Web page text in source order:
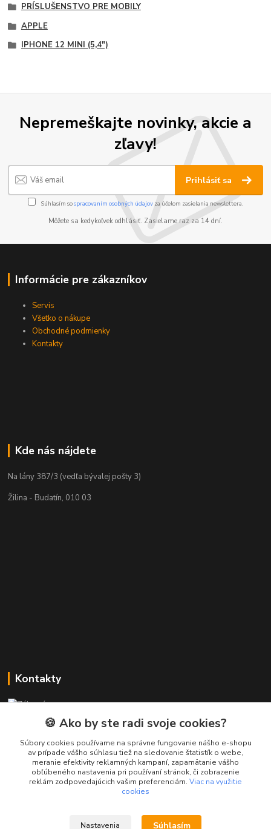
PRÍSLUŠENSTVO PRE MOBILY
APPLE
IPHONE 12 MINI (5,4")
Nepremeškajte novinky, akcie a
zľavy!
Prihlásiť sa
Súhlasím sospracovaním osobných údajov za účelom zasielania newslettera.
Môžete sa kedykoľvek odhlásiť. Zasielame raz za 14 dní.
Informácie pre zákazníkov
Servis
Všetko o nákupe
Obchodné podmienky
Kontakty
Kde nás nájdete
Na lány 387/3 (vedľa bývalej pošty 3)
Žilina - Budatín, 010 03
Kontakty
+421 911 010 560
Po-Pia, 13-17 hod.
info@presmartfon.sk
🍪 Ako by ste radi svoje cookies?
Súbory cookies používame na správne fungovanie nášho e-shopu
av prípade vášho súhlasu tiež na sledovanie štatistík o webe,
meranie efektivity reklamných kampaní, zapamätanie vášho
obľúbeného nastavenia pri používaní stránok, či zobrazenie
reklám zodpovedajúcich vašim preferenciám. Viac na využitie
cookies
Nastavenia Súhlasím